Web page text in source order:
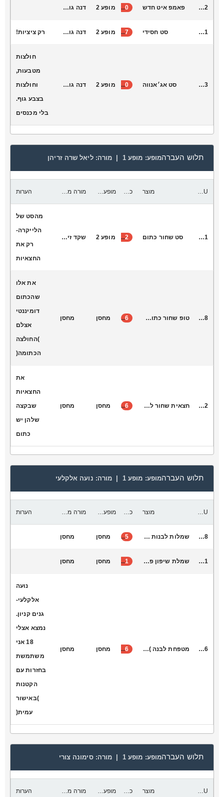
T7042 פאמפ איט חדש 40 מופע 2 דנה גורן אנסמבל ג׳אז
V2011 סט חסידי 37 מופע 2 דנה גורן אנסמבל ג׳אז רק ציציות!
V2033 סט אג׳אנווה 40 מופע 2 דנה גורן אנסמבל ג׳אז
חולצות
מטבעות,
וחולצות
בצבע גוף.
בלי מכנסים
תלוש העברהמופע: מופע 1 | מורה: ליאל שרה זריהן
מוצר מורה מקבלת הערות
V2031 סט שחור כתום 22 מופע 2 שקד זיסוביץ ב׳ ממשיכות קניון
מהסט של
הלייקרה-
רק את
החצאיות
L6028 טופ שחור כתום לבן 6 מחסן מחסן
את אלו
שהכתום
דומיננטי
אצלם
)החולצה
הכתומה(
S1022 חצאית שחור לבן כתום 6 מחסן מחסן
את
החצאיות
שבקצה
שלהן יש
כתום
תלוש העברהמופע: מופע 1 | מורה: נועה אלקלעי
SKU מוצר כמות להעביר מופע יעד מורה מקבלת הערות
D3028 שמלות לבנות אם זו אהבה 5 מחסן מחסן
K9001 שמלת שיפון פייטים לבנה 11 מחסן מחסן
R4076 מטפחת לבנה )אוססה הר הרצל( 36 מחסן מחסן
נועה
אלקלעי-
גנים קניון.
נמצא אצלי
18 אני
משתמשת
בחזרות עם
הקטנות
)באישור
עמית(
תלוש העברהמופע: מופע 1 | מורה: סימונה צורי
מוצר מורה מקבלת הערות